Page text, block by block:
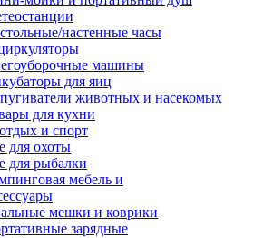
настенные часы
машины
для яиц
животных и насекомых
для кухни
и спорт
для охоты
для рыбалки
мебель и
мешки и коврики
зарядные